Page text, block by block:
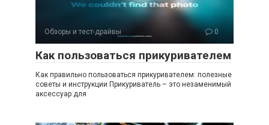
Обзоры и тест-драйвы 0
Как пользоваться прикуривателем
Как правильно пользоваться прикуривателем: полезные
советы и инструкции Прикуриватель – это незаменимый
аксессуар для